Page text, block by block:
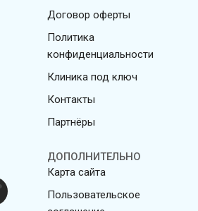
Договор оферты
Политика
конфиденциальности
Клиника под ключ
Контакты
Партнёры
ДОПОЛНИТЕЛЬНО
Карта сайта
Пользовательское